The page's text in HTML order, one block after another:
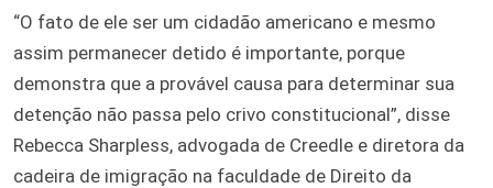
“O fato de ele ser um cidadão americano e mesmo
assim permanecer detido é importante, porque
demonstra que a provável causa para determinar sua
detenção não passa pelo crivo constitucional”, disse
Rebecca Sharpless, advogada de Creedle e diretora da
cadeira de imigração na faculdade de Direito da